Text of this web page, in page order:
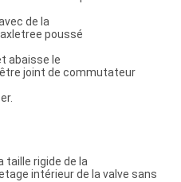
de la
poussé
abaisse le
joint de commutateur
taille rigide de la
intérieur de la valve sans